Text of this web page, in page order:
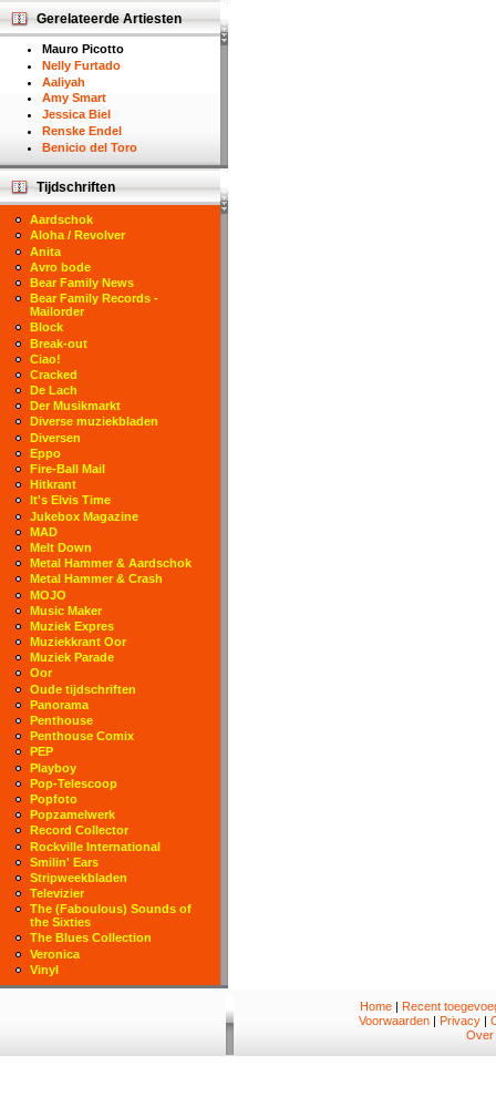
Gerelateerde Artiesten
Mauro Picotto
Nelly Furtado
Aaliyah
Amy Smart
Jessica Biel
Renske Endel
Benicio del Toro
Tijdschriften
Aardschok
Aloha / Revolver
Anita
Avro bode
Bear Family News
Bear Family Records -
Mailorder
Block
Break-out
Ciao!
Cracked
De Lach
Der Musikmarkt
Diverse muziekbladen
Diversen
Eppo
Fire-Ball Mail
Hitkrant
It's Elvis Time
Jukebox Magazine
MAD
Melt Down
Metal Hammer & Aardschok
Metal Hammer & Crash
MOJO
Music Maker
Muziek Expres
Muziekkrant Oor
Muziek Parade
Oor
Oude tijdschriften
Panorama
Penthouse
Penthouse Comix
PEP
Playboy
Pop-Telescoop
Popfoto
Popzamelwerk
Record Collector
Rockville International
Smilin' Ears
Stripweekbladen
Televizier
The (Faboulous) Sounds of
the Sixties
The Blues Collection
Veronica
Vinyl
Home| Recent
Voorwaarden | Privacy |
Over